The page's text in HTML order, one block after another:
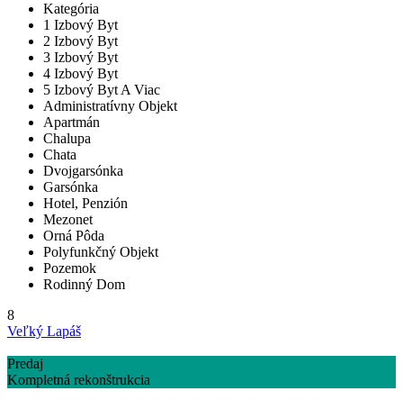
Kategória
1 Izbový Byt
2 Izbový Byt
3 Izbový Byt
4 Izbový Byt
5 Izbový Byt A Viac
Administratívny Objekt
Apartmán
Chalupa
Chata
Dvojgarsónka
Garsónka
Hotel, Penzión
Mezonet
Orná Pôda
Polyfunkčný Objekt
Pozemok
Rodinný Dom
8
Veľký Lapáš
Predaj
Kompletná rekonštrukcia